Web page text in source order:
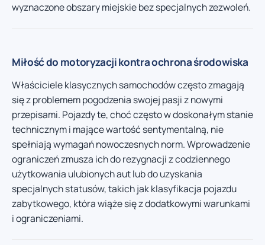
wyznaczone obszary miejskie bez specjalnych zezwoleń.
Miłość do motoryzacji kontra ochrona środowiska
Właściciele klasycznych samochodów często zmagają
się z problemem pogodzenia swojej pasji z nowymi
przepisami. Pojazdy te, choć często w doskonałym stanie
technicznym i mające wartość sentymentalną, nie
spełniają wymagań nowoczesnych norm. Wprowadzenie
ograniczeń zmusza ich do rezygnacji z codziennego
użytkowania ulubionych aut lub do uzyskania
specjalnych statusów, takich jak klasyfikacja pojazdu
zabytkowego, która wiąże się z dodatkowymi warunkami
i ograniczeniami.